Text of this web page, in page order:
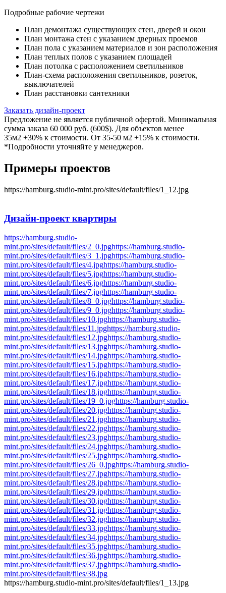
Подробные рабочие чертежи
План демонтажа существующих стен, дверей и окон
План монтажа стен с указанием дверных проемов
План пола с указанием материалов и зон расположения
План теплых полов с указанием площадей
План потолка с расположением светильников
План-схема расположения светильников, розеток,
выключателей
План расстановки сантехники
Заказать дизайн-проект
Предложение не является публичной офертой. Минимальная
сумма заказа 60 000 руб. (600$). Для объектов менее
35м2 +30% к стоимости. От 35-50 м2 +15% к стоимости.
*Подробности уточняйте у менеджеров.
Примеры проектов
https://hamburg.studio-mint.pro/sites/default/files/1_12.jpg
Дизайн-проектквартиры
https://hamburg.studio-
mint.pro/sites/default/files/2_0.jpghttps://hamburg.studio-
mint.pro/sites/default/files/3_1.jpghttps://hamburg.studio-
mint.pro/sites/default/files/4.jpghttps://hamburg.studio-
mint.pro/sites/default/files/5.jpghttps://hamburg.studio-
mint.pro/sites/default/files/6.jpghttps://hamburg.studio-
mint.pro/sites/default/files/7.jpghttps://hamburg.studio-
mint.pro/sites/default/files/8_0.jpghttps://hamburg.studio-
mint.pro/sites/default/files/9_0.jpghttps://hamburg.studio-
mint.pro/sites/default/files/10.jpghttps://hamburg.studio-
mint.pro/sites/default/files/11.jpghttps://hamburg.studio-
mint.pro/sites/default/files/12.jpghttps://hamburg.studio-
mint.pro/sites/default/files/13.jpghttps://hamburg.studio-
mint.pro/sites/default/files/14.jpghttps://hamburg.studio-
mint.pro/sites/default/files/15.jpghttps://hamburg.studio-
mint.pro/sites/default/files/16.jpghttps://hamburg.studio-
mint.pro/sites/default/files/17.jpghttps://hamburg.studio-
mint.pro/sites/default/files/18.jpghttps://hamburg.studio-
mint.pro/sites/default/files/19_0.jpghttps://hamburg.studio-
mint.pro/sites/default/files/20.jpghttps://hamburg.studio-
mint.pro/sites/default/files/21.jpghttps://hamburg.studio-
mint.pro/sites/default/files/22.jpghttps://hamburg.studio-
mint.pro/sites/default/files/23.jpghttps://hamburg.studio-
mint.pro/sites/default/files/24.jpghttps://hamburg.studio-
mint.pro/sites/default/files/25.jpghttps://hamburg.studio-
mint.pro/sites/default/files/26_0.jpghttps://hamburg.studio-
mint.pro/sites/default/files/27.jpghttps://hamburg.studio-
mint.pro/sites/default/files/28.jpghttps://hamburg.studio-
mint.pro/sites/default/files/29.jpghttps://hamburg.studio-
mint.pro/sites/default/files/30.jpghttps://hamburg.studio-
mint.pro/sites/default/files/31.jpghttps://hamburg.studio-
mint.pro/sites/default/files/32.jpghttps://hamburg.studio-
mint.pro/sites/default/files/33.jpghttps://hamburg.studio-
mint.pro/sites/default/files/34.jpghttps://hamburg.studio-
mint.pro/sites/default/files/35.jpghttps://hamburg.studio-
mint.pro/sites/default/files/36.jpghttps://hamburg.studio-
mint.pro/sites/default/files/37.jpghttps://hamburg.studio-
mint.pro/sites/default/files/38.jpg
https://hamburg.studio-mint.pro/sites/default/files/1_13.jpg